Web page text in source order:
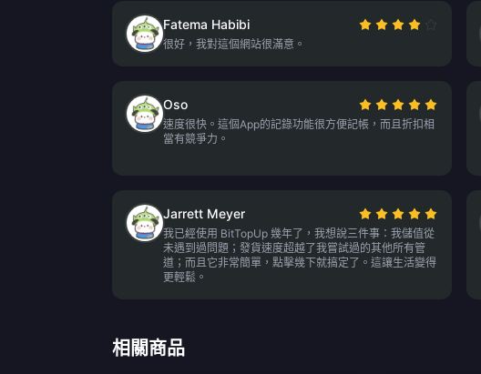
Fatema Habibi
很好，我對這個網站很滿意。
Oso
速度很快。這個App的記錄功能很方便記帳，而且折扣相
當有競爭力。
Jarrett Meyer
我已經使用 BitTopUp 幾年了，我想說三件事：我儲值從
未遇到過問題；發貨速度超越了我嘗試過的其他所有管
道；而且它非常簡單，點擊幾下就搞定了。這讓生活變得
更輕鬆。
相關商品